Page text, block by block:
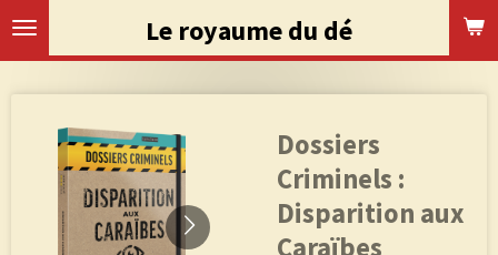
Passer
Le royaume du dé
Dossiers
Criminels :
Disparition aux
Caraïbes